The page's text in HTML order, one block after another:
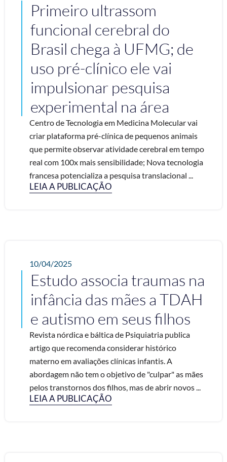
Primeiro ultrassom
funcional cerebral do
Brasil chega à UFMG; de
uso pré-clínico ele vai
impulsionar pesquisa
experimental na área
Centro de Tecnologia em Medicina Molecular vai
criar plataforma pré-clínica de pequenos animais
que permite observar atividade cerebral em tempo
real com 100x mais sensibilidade; Nova tecnologia
francesa potencializa a pesquisa translacional ...
LEIA A PUBLICAÇÃO
10/04/2025
Estudo associa traumas na
infância das mães a TDAH
e autismo em seus filhos
Revista nórdica e báltica de Psiquiatria publica
artigo que recomenda considerar histórico
materno em avaliações clínicas infantis. A
abordagem não tem o objetivo de "culpar" as mães
pelos transtornos dos filhos, mas de abrir novos ...
LEIA A PUBLICAÇÃO